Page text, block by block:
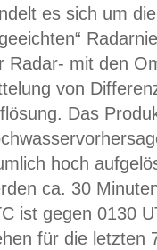
es sich um
Radar- mit den
von
Das
hoch
ca. 30
ist gegen 0130
für die letzten